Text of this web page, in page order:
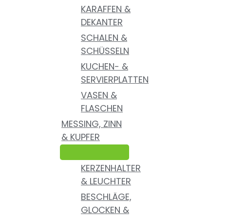
KARAFFEN &
DEKANTER
SCHALEN &
SCHÜSSELN
KUCHEN- &
SERVIERPLATTEN
VASEN &
FLASCHEN
MESSING, ZINN
& KUPFER
KERZENHALTER
& LEUCHTER
BESCHLÄGE,
GLOCKEN &